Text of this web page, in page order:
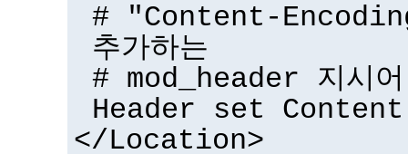
# "Content-
추가하는
# mod_header 지시어
Header set
</Location>